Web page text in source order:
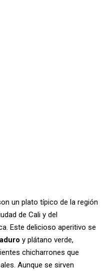
un plato típico de la región
de Cali y del
Este delicioso aperitivo se
y plátano verde,
chicharrones que
Aunque se sirven